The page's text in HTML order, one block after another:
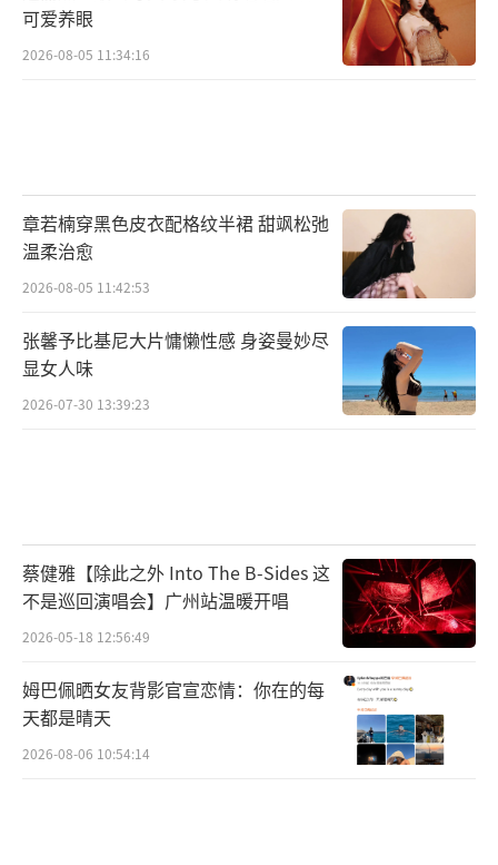
可爱养眼
2026-08-05 11:34:16
章若楠穿黑色皮衣配格纹半裙 甜飒松弛
温柔治愈
2026-08-05 11:42:53
张馨予比基尼大片慵懒性感 身姿曼妙尽
显女人味
2026-07-30 13:39:23
蔡健雅【除此之外 Into The B-Sides 这
不是巡回演唱会】广州站温暖开唱
2026-05-18 12:56:49
姆巴佩晒女友背影官宣恋情：你在的每
天都是晴天
2026-08-06 10:54:14